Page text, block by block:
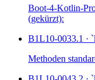
Boot-4-Kotlin-
(gekürzt):
B1L10-0033.1 ·
Methoden